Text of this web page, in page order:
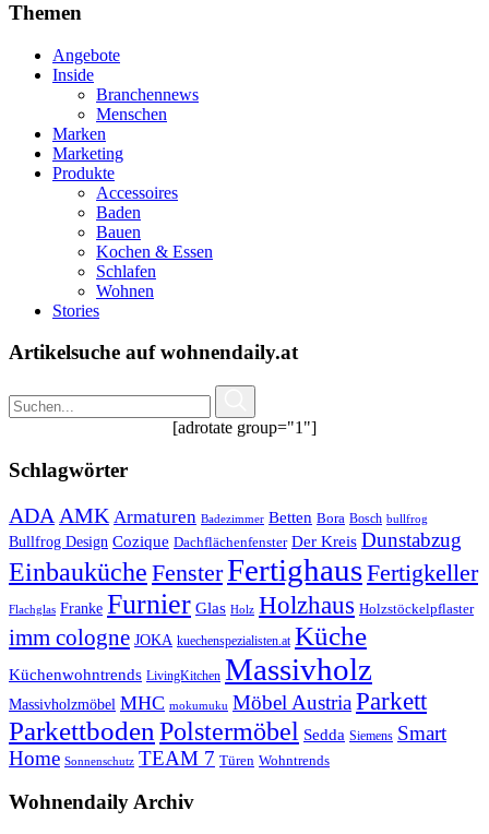
Themen
Angebote
Inside
Branchennews
Menschen
Marken
Marketing
Produkte
Accessoires
Baden
Bauen
Kochen & Essen
Schlafen
Wohnen
Stories
Artikelsuche auf wohnendaily.at
[adrotate group="1"]
Schlagwörter
ADA AMK Armaturen Badezimmer Betten Bora Bosch bullfrog
Bullfrog Design Cozique Dachflächenfenster Der Kreis Dunstabzug
Einbauküche FensterFertighausFertigkeller
Flachglas Franke Furnier Glas Holz Holzhaus Holzstöckelpflaster
imm cologne JOKA kuechenspezialisten.at Küche
Küchenwohntrends LivingKitchen Massivholz
Massivholzmöbel MHC mokumuku Möbel AustriaParkett
Parkettboden Polstermöbel Sedda Siemens Smart
Home Sonnenschutz TEAM 7 Türen Wohntrends
Wohnendaily Archiv